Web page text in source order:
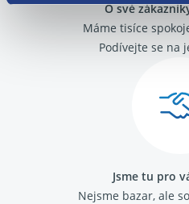
O své
Máme tisíce
Podívejte se na
Jsme tu pro
Nejsme bazar, ale